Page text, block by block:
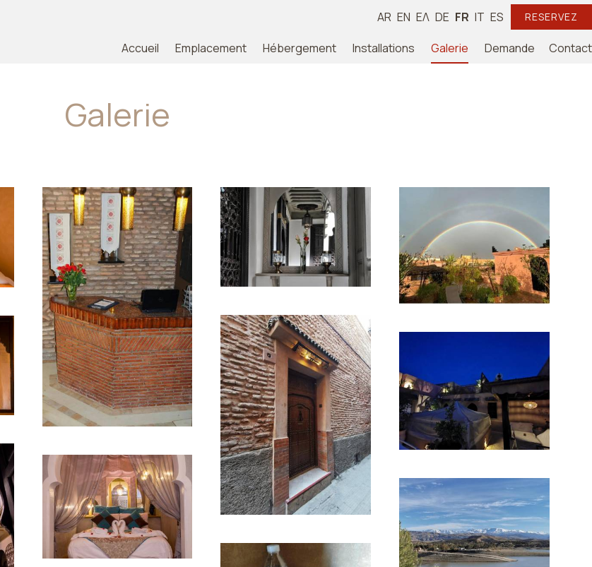
AR EN ΕΛ DE FR IT ES RESERVEZ
Accueil Emplacement Hébergement Installations Galerie Demande Contact
Galerie